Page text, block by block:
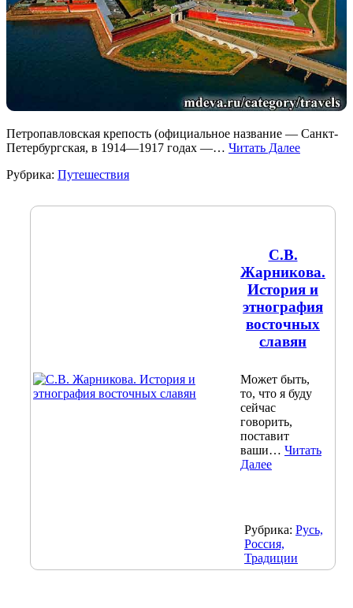
Петропавловская крепость (официальное название — Санкт-
Петербургская, в 1914—1917 годах —… Читать Далее
Рубрика: Путешествия
С.В.
Жарникова.
История и
этнография
восточных
славян
Может быть,
то, что я буду
сейчас
говорить,
поставит
ваши… Читать
Далее
Рубрика: Русь,
Россия,
Традиции